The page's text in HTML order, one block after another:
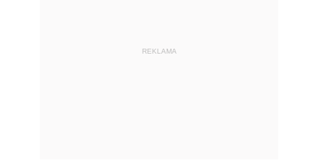
REKLAMA